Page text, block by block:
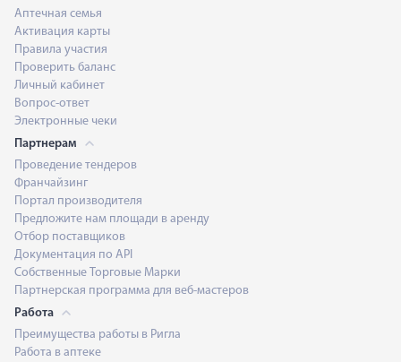
Аптечная семья
Активация карты
Правила участия
Проверить баланс
Личный кабинет
Вопрос-ответ
Электронные чеки
Партнерам
Проведение тендеров
Франчайзинг
Портал производителя
Предложите нам площади в аренду
Отбор поставщиков
Документация по API
Собственные Торговые Марки
Партнерская программа для веб-мастеров
Работа
Преимущества работы в Ригла
Работа в аптеке